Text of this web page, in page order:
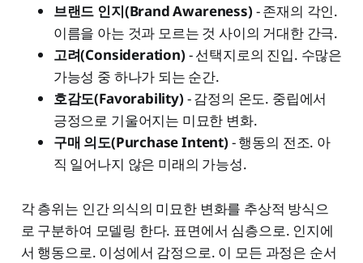
브랜드 인지(Brand Awareness) - 존재의 각인.
이름을 아는 것과 모르는 것 사이의 거대한 간극.
고려(Consideration) - 선택지로의 진입. 수많은
가능성 중 하나가 되는 순간.
호감도(Favorability) - 감정의 온도. 중립에서
긍정으로 기울어지는 미묘한 변화.
구매 의도(Purchase Intent) - 행동의 전조. 아
직 일어나지 않은 미래의 가능성.
각 층위는 인간 의식의 미묘한 변화를 추상적 방식으
로 구분하여 모델링 한다. 표면에서 심층으로. 인지에
서 행동으로. 이성에서 감정으로. 이 모든 과정은 순서